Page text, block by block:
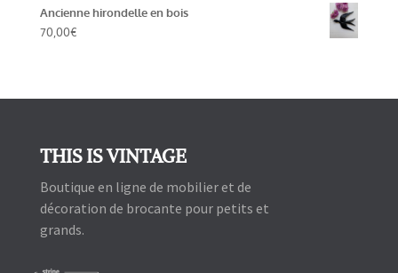
Ancienne hirondelle en bois
70,00€
THIS IS VINTAGE
Boutique en ligne de mobilier et de
décoration de brocante pour petits et
grands.